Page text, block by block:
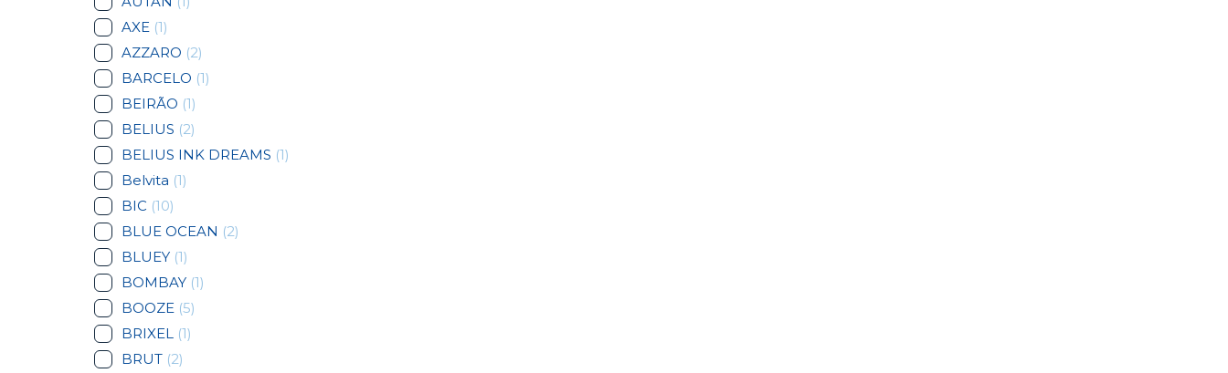
AXE (1)
AZZARO (2)
BARCELO (1)
BEIRÃO (1)
BELIUS (2)
BELIUS INK DREAMS (1)
Belvita (1)
BIC (10)
BLUE OCEAN (2)
BLUEY (1)
BOMBAY (1)
BOOZE (5)
BRIXEL (1)
BRUT (2)